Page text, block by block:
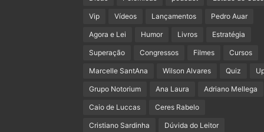
Vip Vídeos Lançamentos Pedro Auar
Agora e Lei Humor Livros Estratégia
Superação Congressos Filmes Cursos
Marcelle SantAna Wilson Alvares Quiz
Grupo Notorium Ana Laura Adriano Mellega
Caio de Luccas Ceres Rabelo
Cristiano Sardinha Dúvida do Leitor